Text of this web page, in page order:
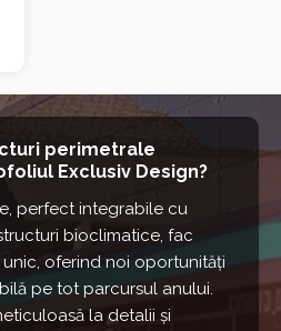
perimetrale
Exclusiv Design?
perfect integrabile cu
bioclimatice, fac
oferind noi oportunități
pe tot parcursul anului.
la detalii și